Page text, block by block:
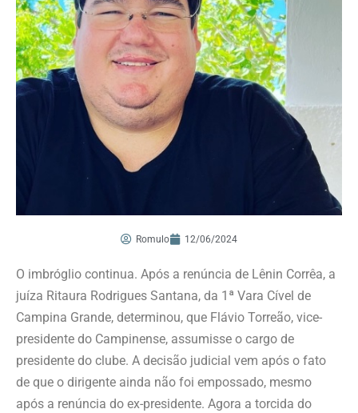
Romulo 12/06/2024
O imbróglio continua. Após a renúncia de Lênin Corrêa, a
juíza Ritaura Rodrigues Santana, da 1ª Vara Cível de
Campina Grande, determinou, que Flávio Torreão, vice-
presidente do Campinense, assumisse o cargo de
presidente do clube. A decisão judicial vem após o fato
de que o dirigente ainda não foi empossado, mesmo
após a renúncia do ex-presidente. Agora a torcida do